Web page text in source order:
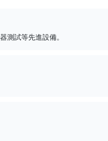
測試等先進設備。